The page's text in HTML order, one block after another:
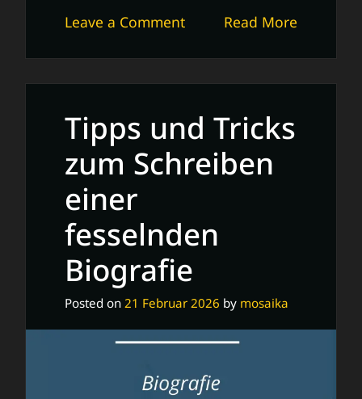
Read More
Leave a Commenton
Anschreiben:
Die
Bewerbungsvorlage
Tipps und Tricks
zum Schreiben
einer
fesselnden
Biografie
Posted on 21 Februar 2026 by mosaika